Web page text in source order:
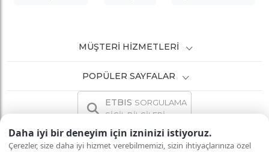
Daha iyi bir deneyim için izninizi istiyoruz.
Çerezler, size daha iyi hizmet verebilmemizi, sizin ihtiyaçlarınıza özel
MÜŞTERI HIZMETLERI
POPÜLER SAYFALAR
ETBIS SORGULAMA
SİCİL BİLGİLERİ